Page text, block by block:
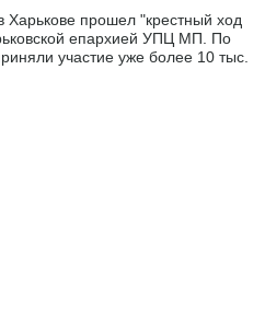
Харькове прошел "крестный ход
епархией УПЦ МП. По
участие уже более 10 тыс.